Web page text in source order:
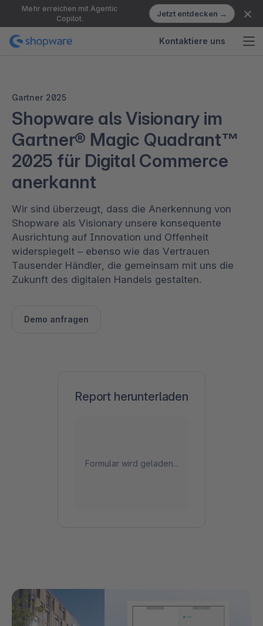
Mehr erreichen mit Agentic
Copilot.
Jetzt entdecken →
Kontaktiere uns
Gartner 2025
Shopware als Visionary im
Gartner® Magic Quadrant™
2025 für Digital Commerce
anerkannt
Wir sind überzeugt, dass die Anerkennung von
Shopware als Visionary unsere konsequente
Ausrichtung auf Innovation und Offenheit
widerspiegelt – ebenso wie das Vertrauen
Tausender Händler, die gemeinsam mit uns die
Zukunft des digitalen Handels gestalten.
Demo anfragen
Report herunterladen
Formular wird geladen...